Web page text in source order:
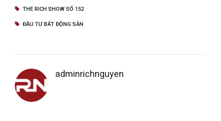
THE RICH SHOW SỐ 152
ĐẦU TƯ BẤT ĐỘNG SẢN
adminrichnguyen